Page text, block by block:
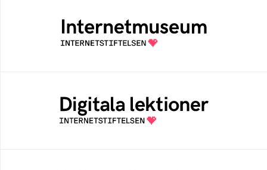
Ett digitalt museum som byggts, och kureras
av Internetstiftelsen
Öppen digital lärresurs med färdiga lektioner
för alla stadier i grundskolan